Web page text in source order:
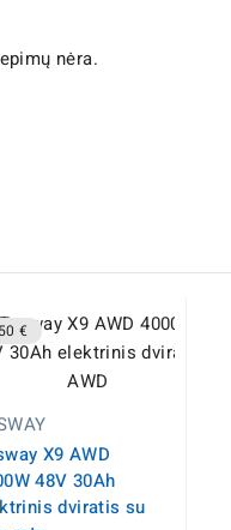
nėra.
€
X9 AWD
48V 30Ah
dviratis su